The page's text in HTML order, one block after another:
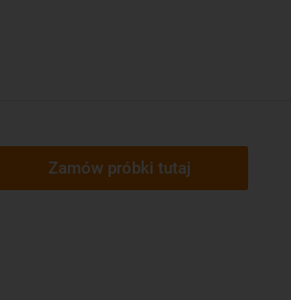
Zamów próbki tutaj